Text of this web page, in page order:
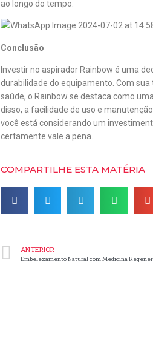
ao longo do tempo.
Conclusão
Investir no aspirador Rainbow é uma
durabilidade do equipamento. Com
saúde, o Rainbow se destaca como
disso, a facilidade de uso e
você está considerando um
certamente vale a pena.
COMPARTILHE ESTA MATÉRIA
ANTERIOR